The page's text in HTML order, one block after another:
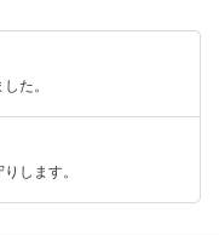
た。
します。